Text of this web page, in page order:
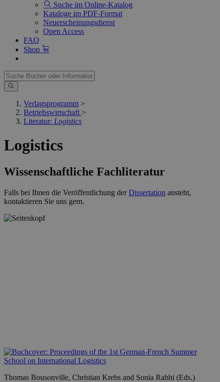
Suche im Online-Katalog
Kataloge im PDF-Format
Neuerscheinungsdienst
Open Access
FAQ
Shop
Verlagsprogramm >
Betriebswirtschaft >
Literatur: Logistics
Logistics
Wissenschaftliche Fachliteratur
Falls bei Ihnen die Veröffentlichung derDissertation ansteht,
kontaktieren Sie uns gern.
Thomas Bousonville, Christian Krebs and Sonia Rabhi (Eds.)